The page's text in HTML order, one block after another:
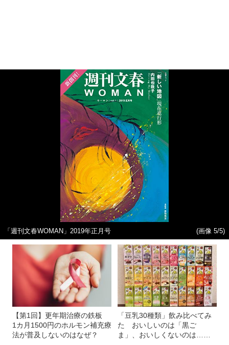
「週刊文春WOMAN」2019年正月号 (画像 5/5)
【第1回】更年期治療の鉄板
1カ月1500円のホルモン補充療
法が普及しないのはなぜ？
「豆乳30種類」飲み比べてみ
た おいしいのは「黒ご
ま」、おいしくないのは……